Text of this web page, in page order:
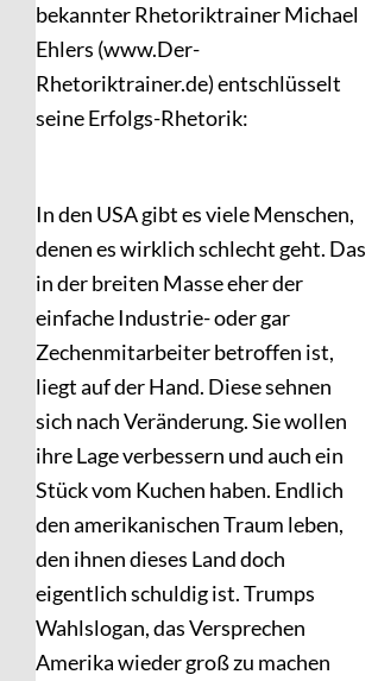
bekannter Rhetoriktrainer Michael
Ehlers (www.Der-
Rhetoriktrainer.de) entschlüsselt
seine Erfolgs-Rhetorik:
In den USA gibt es viele Menschen,
denen es wirklich schlecht geht. Das
in der breiten Masse eher der
einfache Industrie- oder gar
Zechenmitarbeiter betroffen ist,
liegt auf der Hand. Diese sehnen
sich nach Veränderung. Sie wollen
ihre Lage verbessern und auch ein
Stück vom Kuchen haben. Endlich
den amerikanischen Traum leben,
den ihnen dieses Land doch
eigentlich schuldig ist. Trumps
Wahlslogan, das Versprechen
Amerika wieder groß zu machen